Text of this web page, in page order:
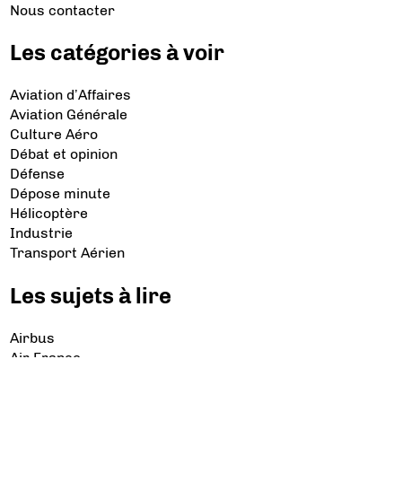
Nous contacter
Les catégories à voir
Aviation d’Affaires
Aviation Générale
Culture Aéro
Débat et opinion
Défense
Dépose minute
Hélicoptère
Industrie
Transport Aérien
Les sujets à lire
Airbus
Air France